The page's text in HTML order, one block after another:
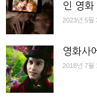
인 영화
2023년 5월
영화사
2018년 7월